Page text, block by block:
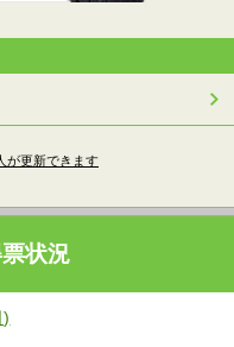
が更新できます
状況
)